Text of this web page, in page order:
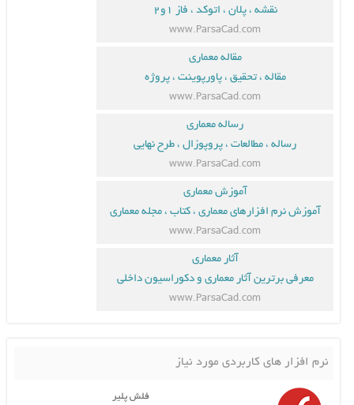
نقشه ، پلان ، اتوکد ، فاز ۱و۲
www.ParsaCad.com
مقاله معماری
مقاله ، تحقیق ، پاورپوینت ، پروژه
www.ParsaCad.com
رساله معماری
رساله ، مطالعات ، پروپوزال ، طرح نهایی
www.ParsaCad.com
آموزش معماری
آموزش نرم افزارهای معماری ، کتاب ، مجله معماری
www.ParsaCad.com
آثار معماری
معرفی برترین آثار معماری و دکوراسیون داخلی
www.ParsaCad.com
نرم افزار های کاربردی مورد نیاز
فلش پلیر